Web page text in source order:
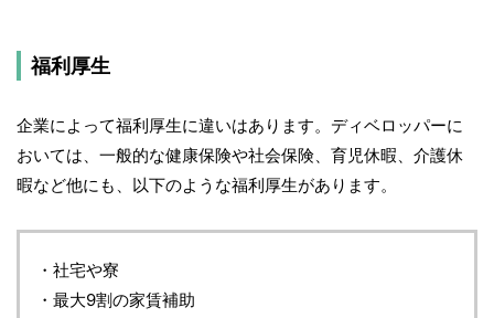
福利厚生
企業によって福利厚生に違いはあります。ディベロッパーに
おいては、一般的な健康保険や社会保険、育児休暇、介護休
暇など他にも、以下のような福利厚生があります。
・社宅や寮
・最大9割の家賃補助